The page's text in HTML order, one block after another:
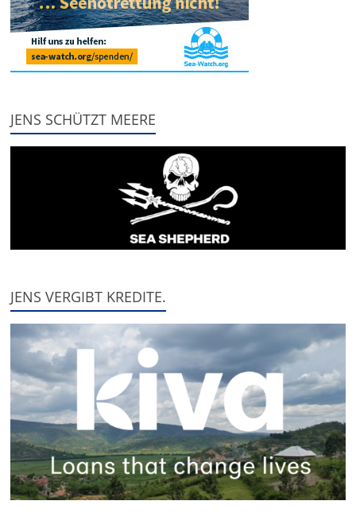
JENS SCHÜTZT MEERE
JENS VERGIBT KREDITE.